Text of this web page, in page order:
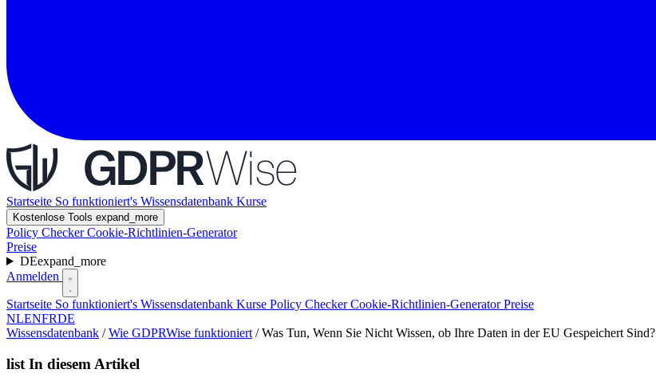
Startseite So funktioniert's Wissensdatenbank Kurse
Kostenlose Tools expand_more
Policy CheckerCookie-Richtlinien-Generator
Preise
DEexpand_more
Anmelden
Startseite So funktioniert's Wissensdatenbank Kurse Policy CheckerCookie-Richtlinien-GeneratorPreise
NLENFRDE
Wissensdatenbank / Wie GDPRWise funktioniert / Was Tun, Wenn Sie Nicht Wissen, ob Ihre Daten in der EU Gespeichert Sind?
list In diesem Artikel